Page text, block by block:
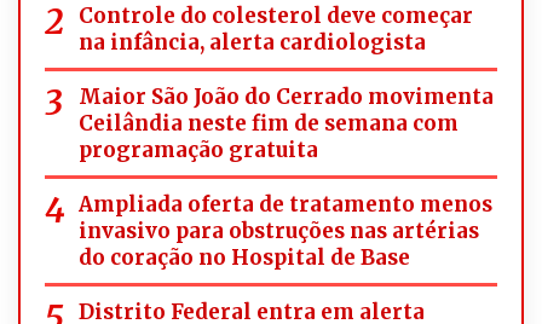
Controle do colesterol deve começar
na infância, alerta cardiologista
Maior São João do Cerrado movimenta
Ceilândia neste fim de semana com
programação gratuita
Ampliada oferta de tratamento menos
invasivo para obstruções nas artérias
do coração no Hospital de Base
Distrito Federal entra em alerta